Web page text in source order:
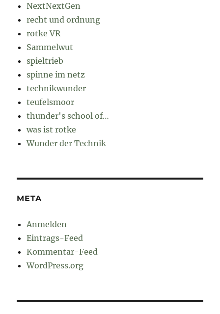
NextNextGen
recht und ordnung
rotke VR
Sammelwut
spieltrieb
spinne im netz
technikwunder
teufelsmoor
thunder's school of…
was ist rotke
Wunder der Technik
META
Anmelden
Eintrags-Feed
Kommentar-Feed
WordPress.org